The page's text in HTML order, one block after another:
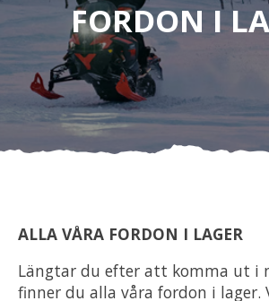
FORDON I
ALLA VÅRA FORDON I LAGER
Längtar du efter att komma ut i
finner du alla våra fordon i lager.